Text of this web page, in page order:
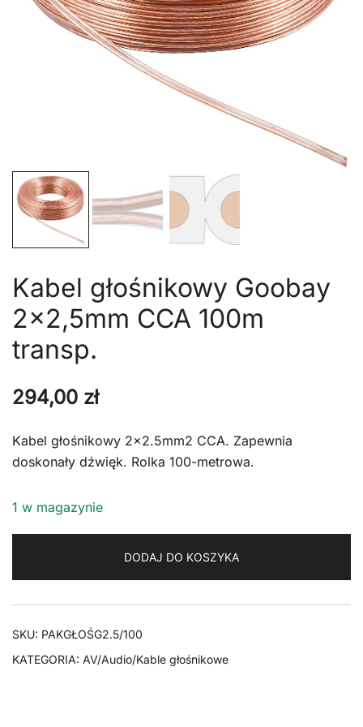
Kabel głośnikowy Goobay
2×2,5mm CCA 100m
transp.
294,00 zł
Kabel głośnikowy 2×2.5mm2 CCA. Zapewnia
doskonały dźwięk. Rolka 100-metrowa.
1 w magazynie
DODAJ DO KOSZYKA
SKU: PAKGŁOŚG2.5/100
KATEGORIA: AV/Audio/Kable głośnikowe